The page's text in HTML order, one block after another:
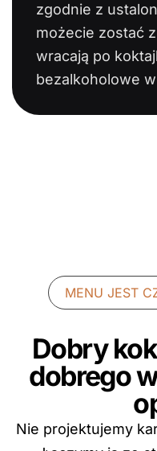
zgodnie z
możecie zostać
wracają po
bezalkoholowe
MENU JEST
Dobry
dobrego
Nie projektujemy